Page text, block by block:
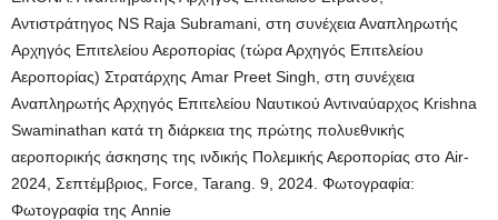
Αντιστράτηγος NS Raja Subramani, στη συνέχεια Αναπληρωτής
Αρχηγός Επιτελείου Αεροπορίας (τώρα Αρχηγός Επιτελείου
Αεροπορίας) Στρατάρχης Amar Preet Singh, στη συνέχεια
Αναπληρωτής Αρχηγός Επιτελείου Ναυτικού Αντιναύαρχος Krishna
Swaminathan κατά τη διάρκεια της πρώτης πολυεθνικής
αεροπορικής άσκησης της ινδικής Πολεμικής Αεροπορίας στο Air-
2024, Σεπτέμβριος, Force, Tarang. 9, 2024. Φωτογραφία:
Φωτογραφία της Annie